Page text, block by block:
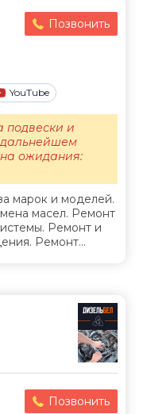
Позвонить
YouTube
марок и моделей.
масел. Ремонт
Ремонт и
Ремонт...
подвески и
ожидания:
Позвонить